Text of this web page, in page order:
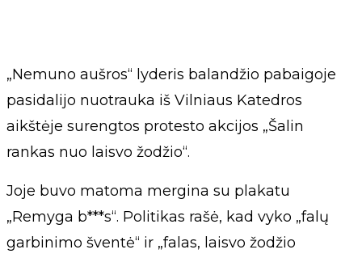
„Nemuno aušros“ lyderis balandžio pabaigoje
pasidalijo nuotrauka iš Vilniaus Katedros
aikštėje surengtos protesto akcijos „Šalin
rankas nuo laisvo žodžio“.
Joje buvo matoma mergina su plakatu
„Remyga b***s“. Politikas rašė, kad vyko „falų
garbinimo šventė“ ir „falas, laisvo žodžio